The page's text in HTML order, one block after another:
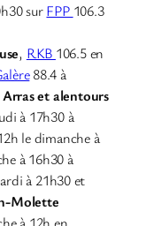
surFPP 106.3
, RKB 106.5 en
88.4 à
Arras et alentours
à 17h30 à
le dimanche à
à 16h30 à
à 21h30 et
Molette